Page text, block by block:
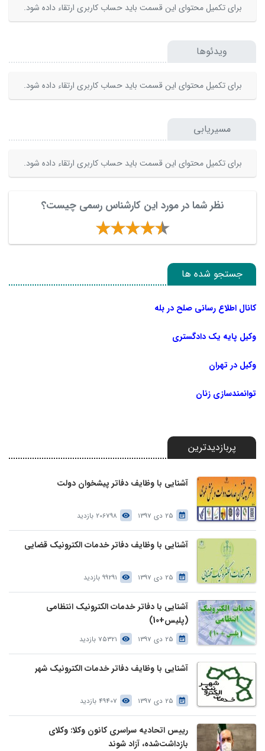
برای تکمیل محتوای این قسمت باید حساب کاربری ارتقاء داده شود.
ویدئوها
برای تکمیل محتوای این قسمت باید حساب کاربری ارتقاء داده شود.
مسیریابی
برای تکمیل محتوای این قسمت باید حساب کاربری ارتقاء داده شود.
نظر شما در مورد این کارشناس رسمی چیست؟
جستجو شده ها
کانال اطلاع رسانی صلح در بله
وکیل پایه یک دادگستری
وکیل در تهران
توانمندسازی زنان
پربازدیدترین
آشنایی با وظایف دفاتر پیشخوان دولت
25 دی 1397 206798 بازدید
آشنایی با وظایف دفاتر خدمات الکترونیک قضایی
25 دی 1397 99291 بازدید
آشنایی با دفاتر خدمات الکترونیک انتظامی
(پلیس+10)
25 دی 1397 75321 بازدید
آشنایی با وظایف دفاتر خدمات الکترونیک شهر
25 دی 1397 49407 بازدید
رییس اتحادیه سراسری کانون وکلا: وکلای
بازداشت‌شده، آزاد شوند